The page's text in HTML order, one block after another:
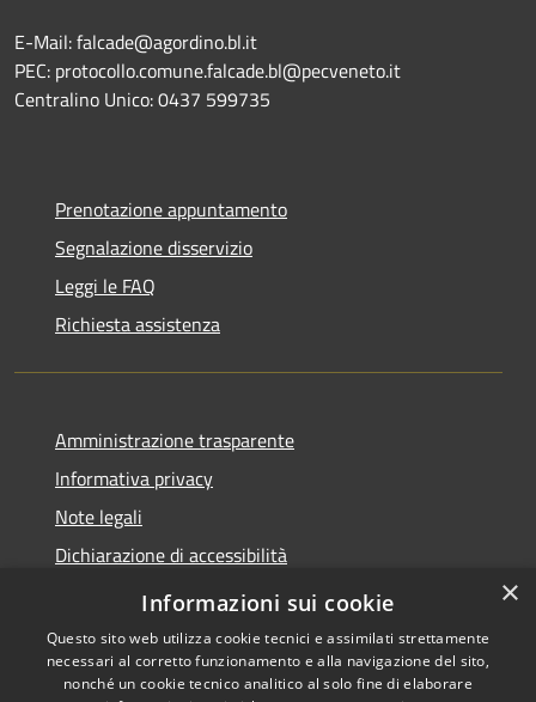
E-Mail: falcade@agordino.bl.it
PEC: protocollo.comune.falcade.bl@pecveneto.it
Centralino Unico: 0437 599735
Prenotazione appuntamento
Segnalazione disservizio
Leggi le FAQ
Richiesta assistenza
Amministrazione trasparente
Informativa privacy
Note legali
Dichiarazione di accessibilità
Dichiarazione di accessibilità App Municipium
×
Informazioni sui cookie
Questo sito web utilizza cookie tecnici e assimilati strettamente
necessari al corretto funzionamento e alla navigazione del sito,
nonché un cookie tecnico analitico al solo fine di elaborare